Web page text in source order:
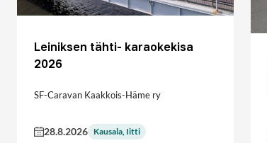
Leiniksen tähti- karaokekisa
2026
SF-Caravan Kaakkois-Häme ry
28.8.2026 Kausala, Iitti